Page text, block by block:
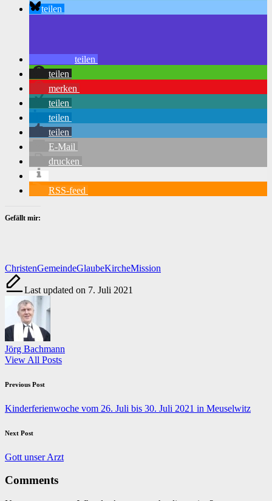
teilen
teilen
teilen
merken
teilen
teilen
teilen
E-Mail
drucken
RSS-feed
Gefällt mir:
Tags:
ChristenGemeindeGlaubeKircheMission
Last updated on 7. Juli 2021
Jörg Bachmann
View All Posts
Post
navigation
Previous Post
Kinderferienwoche vom 26. Juli bis 30. Juli 2021 in Meuselwitz
Next Post
Gott unser Arzt
Comments